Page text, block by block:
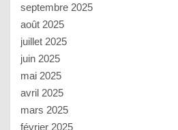
septembre 2025
août 2025
juillet 2025
juin 2025
mai 2025
avril 2025
mars 2025
février 2025